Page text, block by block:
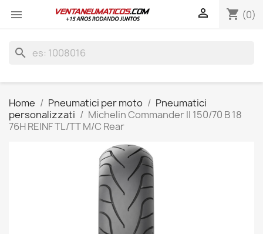
 shopping_cart (0)

search
Home Pneumatici per moto
Pneumatici
personalizzati
Michelin Commander II 150/70 B 18
76H REINF TL/TT M/C Rear